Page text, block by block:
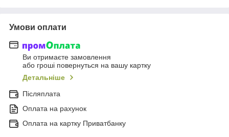
Умови оплати
Ви отримаєте замовлення
або гроші повернуться на вашу картку
Детальніше
Післяплата
Оплата на рахунок
Оплата на картку Приватбанку